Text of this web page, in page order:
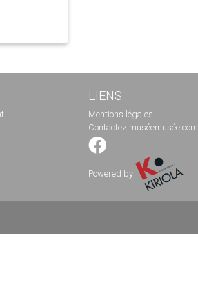
LIENS
Mentions légales
Contactez muséemusée.com
Powered by